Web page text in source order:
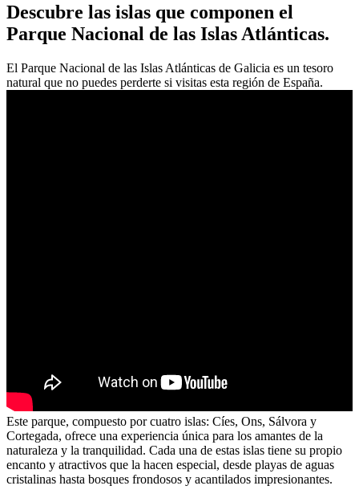
Descubre las islas que componen el
Parque Nacional de las Islas Atlánticas.
El Parque Nacional de las Islas Atlánticas de Galicia es un tesoro
natural que no puedes perderte si visitas esta región de España.
Este parque, compuesto por cuatro islas: Cíes, Ons, Sálvora y
Cortegada, ofrece una experiencia única para los amantes de la
naturaleza y la tranquilidad. Cada una de estas islas tiene su propio
encanto y atractivos que la hacen especial, desde playas de aguas
cristalinas hasta bosques frondosos y acantilados impresionantes.